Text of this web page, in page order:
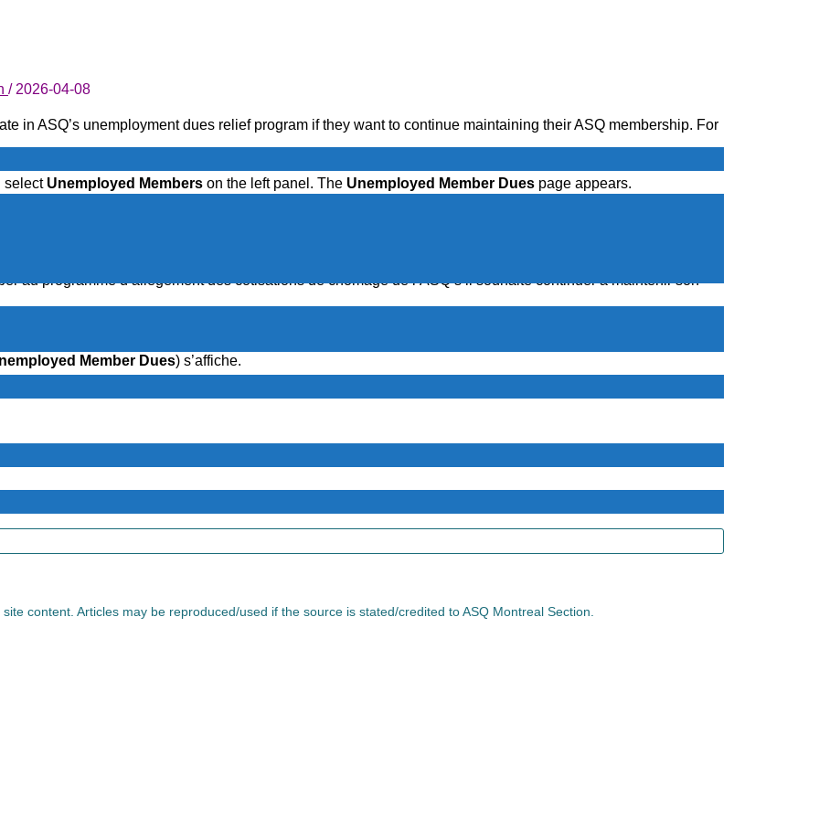
/ 2026-04-08
in ASQ’s unemployment dues relief program if they want to continue maintaining their ASQ membership. For
select Unemployed Members on the left panel. The Unemployed Member Dues page appears.
au programme d’allègement des cotisations de chômage de l’ASQ s’il souhaite continuer à maintenir son
compte (
Member Dues) s’affiche.
de l’ASQ (
content. Articles may be reproduced/used if the source is stated/credited to ASQ Montreal Section.